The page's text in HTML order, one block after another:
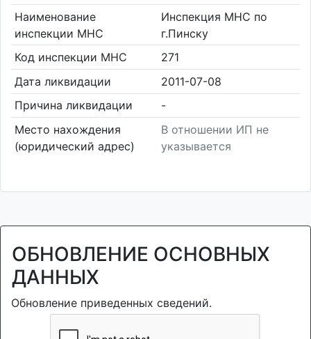
Наименование
инспекции МНС
Инспекция МНС по
г.Пинску
Код инспекции МНС
271
Дата ликвидации
2011-07-08
Причина ликвидации
-
Место нахождения
(юридический адрес)
В отношении ИП не
указывается
ОБНОВЛЕНИЕ ОСНОВНЫХ
ДАННЫХ
Обновление приведенных сведений.